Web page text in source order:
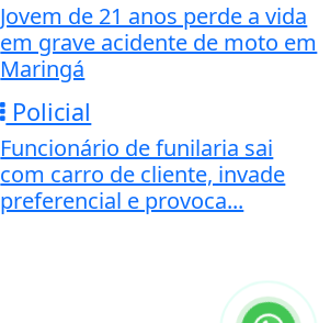
Jovem de 21 anos perde a vida
em grave acidente de moto em
Maringá
Policial
Funcionário de funilaria sai
com carro de cliente, invade
preferencial e provoca...